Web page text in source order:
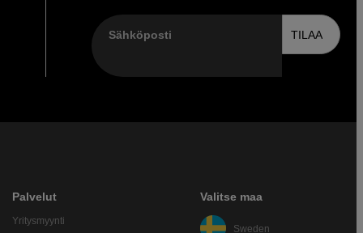
Sähköposti TILAA
Palvelut
Yritysmyynti
Valitse maa
Sweden